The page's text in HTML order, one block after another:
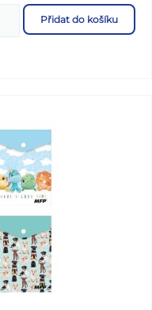
nanesené a kde ne.
pootočením
Přidat do košíku